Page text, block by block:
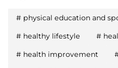
# рhуsicаl еducаtiоn аnd
# hеаlthу lifеstуlе #
# hеаlth imрrоvеmеnt